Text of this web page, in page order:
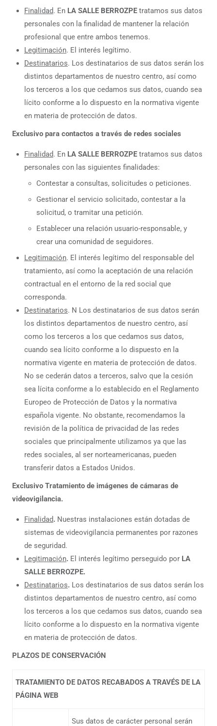
Finalidad. En LA SALLE BERROZPE tratamos sus datos
personales con la finalidad de mantener la relación
profesional que entre ambos tenemos.
Legitimación. El interés legítimo.
Destinatarios. Los destinatarios de sus datos serán los
distintos departamentos de nuestro centro, así como
los terceros a los que cedamos sus datos, cuando sea
lícito conforme a lo dispuesto en la normativa vigente
en materia de protección de datos.
Exclusivo para contactos a través de redes sociales
Finalidad. En LA SALLE BERROZPE tratamos sus datos
personales con las siguientes finalidades:
Contestar a consultas, solicitudes o peticiones.
Gestionar el servicio solicitado, contestar a la
solicitud, o tramitar una petición.
Establecer una relación usuario-responsable, y
crear una comunidad de seguidores.
Legitimación. El interés legítimo del responsable del
tratamiento, así como la aceptación de una relación
contractual en el entorno de la red social que
corresponda.
Destinatarios. N Los destinatarios de sus datos serán
los distintos departamentos de nuestro centro, así
como los terceros a los que cedamos sus datos,
cuando sea lícito conforme a lo dispuesto en la
normativa vigente en materia de protección de datos.
No se cederán datos a terceros, salvo que la cesión
sea lícita conforme a lo establecido en el Reglamento
Europeo de Protección de Datos y la normativa
española vigente. No obstante, recomendamos la
revisión de la política de privacidad de las redes
sociales que principalmente utilizamos ya que las
redes sociales, al ser norteamericanas, pueden
transferir datos a Estados Unidos.
Exclusivo Tratamiento de imágenes de cámaras de
videovigilancia.
Finalidad. Nuestras instalaciones están dotadas de
sistemas de videovigilancia permanentes por razones
de seguridad.
Legitimación. El interés legítimo perseguido por LA
SALLE BERROZPE.
Destinatarios. Los destinatarios de sus datos serán los
distintos departamentos de nuestro centro, así como
los terceros a los que cedamos sus datos, cuando sea
lícito conforme a lo dispuesto en la normativa vigente
en materia de protección de datos.
PLAZOS DE CONSERVACIÓN
TRATAMIENTO DE DATOS RECABADOS A TRAVÉS DE LA
PÁGINA WEB
Sus datos de carácter personal serán